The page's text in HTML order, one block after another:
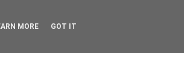
MORE GOT IT